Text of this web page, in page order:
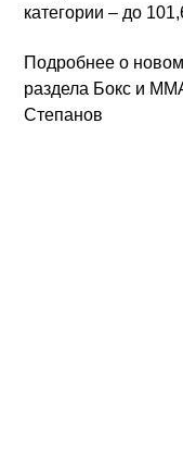
категории – до
Подробнее о
раздела Бокс и
Степанов